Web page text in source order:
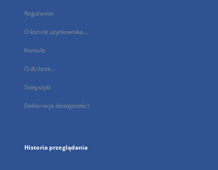
Regulamin
O koncie użytkownika...
Kontakt
O dLibrze...
Statystyki
Deklaracja dostępności
Historia przeglądania